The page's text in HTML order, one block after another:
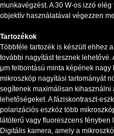
munkavégzést. A 30 W-os izzó
objektív használatával végezzen
Tartozékok
Többféle tartozék is készült ehhez
további nagyítást tesznek
μm felbontású minta képének
mikroszkóp nagyítási tartományát
segítenek maximálisan
lehetőségeket. A fáziskontraszt-
polarizációs eszköz több
látóterű vagy fluoreszcens
Digitális kamera, amely a